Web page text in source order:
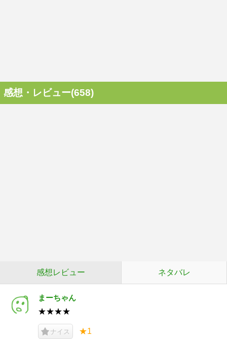
感想・レビュー(658)
感想レビュー ネタバレ
まーちゃん
★★★★
ナイス ★1